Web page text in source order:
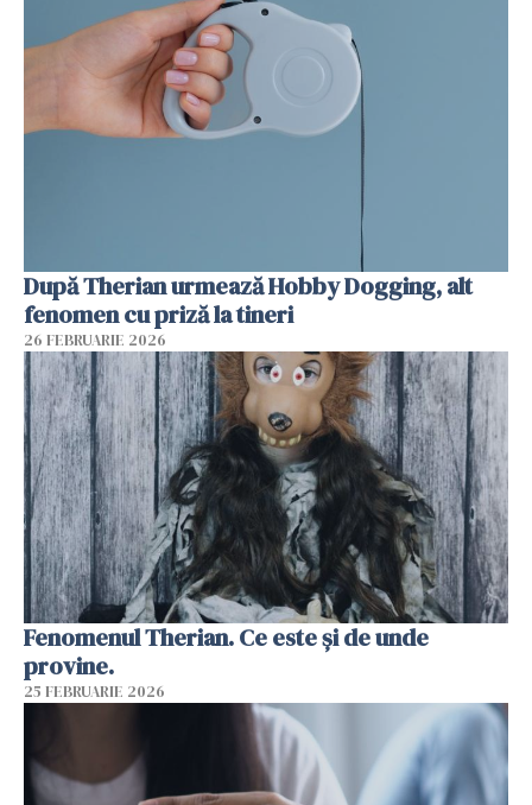
După Therian urmează Hobby Dogging, alt
fenomen cu priză la tineri
26 FEBRUARIE 2026
Fenomenul Therian. Ce este și de unde
provine.
25 FEBRUARIE 2026